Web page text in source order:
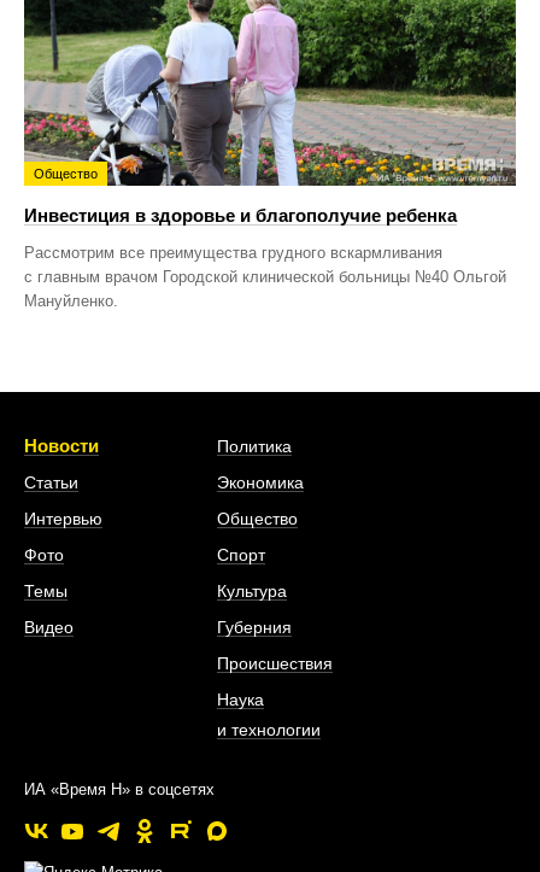
Общество
Инвестиция в здоровье и благополучие ребенка
Рассмотрим все преимущества грудного вскармливания
с главным врачом Городской клинической больницы №40 Ольгой
Мануйленко.
Новости
Статьи
Интервью
Фото
Темы
Видео
Политика
Экономика
Общество
Спорт
Культура
Губерния
Происшествия
Наука
и технологии
ИА «Время Н» в соцсетях